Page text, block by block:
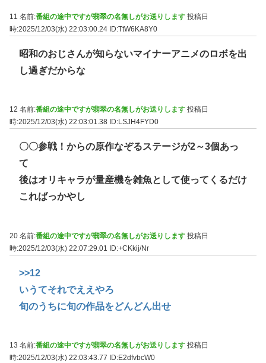
11 名前:番組の途中ですが翡翠の名無しがお送りします 投稿日
時:2025/12/03(水) 22:03:00.24 ID:TtW6KA8Y0
昭和のおじさんが知らないマイナーアニメのロボを出
し過ぎだからな
12 名前:番組の途中ですが翡翠の名無しがお送りします 投稿日
時:2025/12/03(水) 22:03:01.38 ID:LSJH4FYD0
〇〇参戦！からの原作なぞるステージが2～3個あっ
て
後はオリキャラが量産機を雑魚として使ってくるだけ
こればっかやし
20 名前:番組の途中ですが翡翠の名無しがお送りします 投稿日
時:2025/12/03(水) 22:07:29.01 ID:+CKkij/Nr
>>12
いうてそれでええやろ
旬のうちに旬の作品をどんどん出せ
13 名前:番組の途中ですが翡翠の名無しがお送りします 投稿日
時:2025/12/03(水) 22:03:43.77
ID:E2dfvbcW0